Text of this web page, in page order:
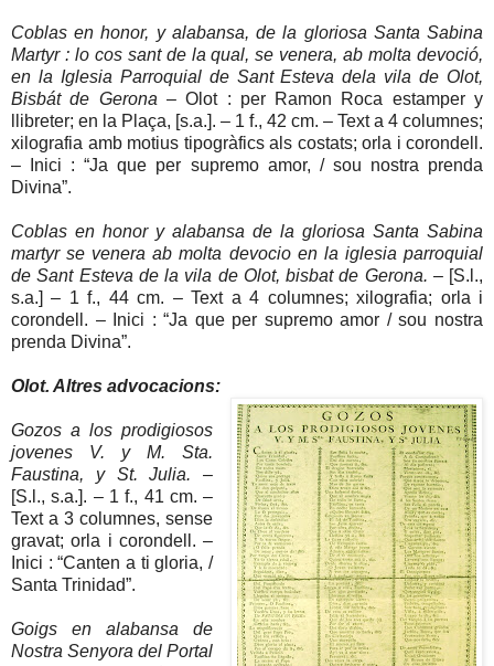
Coblas en honor, y alabansa, de la gloriosa Santa Sabina
Martyr : lo cos sant de la qual, se venera, ab molta devoció,
en la Iglesia Parroquial de Sant Esteva dela vila de Olot,
Bisbát de Gerona – Olot : per Ramon Roca estamper y
llibreter; en la Plaça, [s.a.]. – 1 f., 42 cm. – Text a 4 columnes;
xilografia amb motius tipogràfics als costats; orla i corondell.
– Inici : “Ja que per supremo amor, / sou nostra prenda
Divina”.
Coblas en honor y alabansa de la gloriosa Santa Sabina
martyr se venera ab molta devocio en la iglesia parroquial
de Sant Esteva de la vila de Olot, bisbat de Gerona. – [S.l.,
s.a.] – 1 f., 44 cm. – Text a 4 columnes; xilografia; orla i
corondell. – Inici : “Ja que per supremo amor / sou nostra
prenda Divina”.
Olot. Altres advocacions:
Gozos a los prodigiosos
jovenes V. y M. Sta.
Faustina, y St. Julia.–
[S.l., s.a.]. – 1 f., 41 cm. –
Text a 3 columnes, sense
gravat; orla i corondell. –
Inici : “Canten a ti gloria, /
Santa Trinidad”.
Goigs en alabansa de
Nostra Senyora del Portal